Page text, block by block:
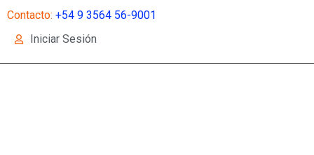
Contacto: +54 9 3564 56-9001
Iniciar Sesión